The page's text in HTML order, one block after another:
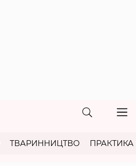
ТВАРИННИЦТВО ПРАКТИКА